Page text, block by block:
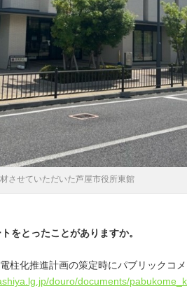
させていただいた芦屋市役所東館
をとったことがありますか。
柱化推進計画の策定時にパブリックコ
douro/documents/